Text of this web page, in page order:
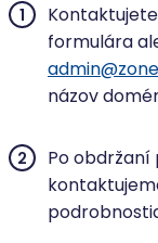
formulára
názov
Po obdržaní